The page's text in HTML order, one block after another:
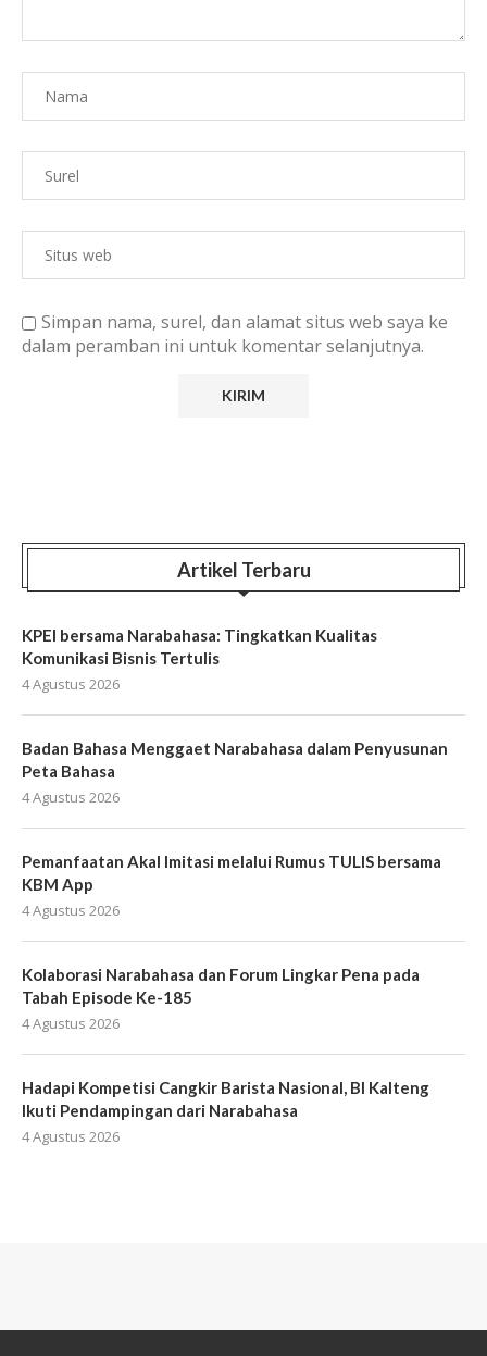
Simpan nama, surel, dan alamat situs web saya ke
dalam peramban ini untuk komentar selanjutnya.
Artikel Terbaru
KPEI bersama Narabahasa: Tingkatkan Kualitas
Komunikasi Bisnis Tertulis
4 Agustus 2026
Badan Bahasa Menggaet Narabahasa dalam Penyusunan
Peta Bahasa
4 Agustus 2026
Pemanfaatan Akal Imitasi melalui Rumus TULIS bersama
KBM App
4 Agustus 2026
Kolaborasi Narabahasa dan Forum Lingkar Pena pada
Tabah Episode Ke-185
4 Agustus 2026
Hadapi Kompetisi Cangkir Barista Nasional, BI Kalteng
Ikuti Pendampingan dari Narabahasa
4 Agustus 2026